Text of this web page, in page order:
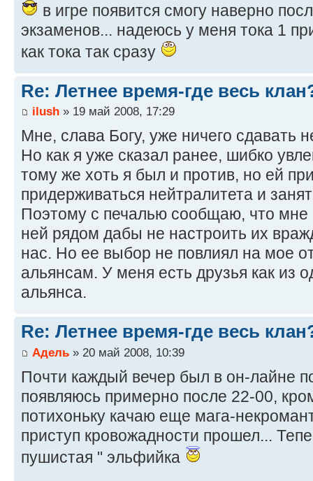
в игре появится смогу наверно
экзаменов... надеюсь у меня тока 1
как тока так сразу
Re: Летнее время-где весь
ilush » 19 май 2008, 17:29
Мне, слава Богу, уже ничего сдавать
Но как я уже сказал ранее, шибко
тому же хоть я был и против, но ей
придерживаться нейтралитета и
Поэтому с печалью сообщаю, что мне
ней рядом дабы не настроить их
нас. Но ее выбор не повлиял на мое
альянсам. У меня есть друзья как из
альянса.
Re: Летнее время-где весь
Адель » 20 май 2008, 10:39
Почти каждый вечер был в он-лайне
появляюсь примерно после 22-00,
потихоньку качаю еще мага-
приступ кровожадности прошел...
пушистая " эльфийка